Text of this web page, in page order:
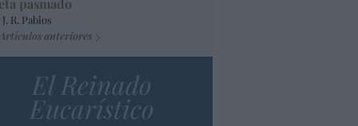
pasmado
R. Pablos
Artículos anteriores
El Reinado
Eucarístico